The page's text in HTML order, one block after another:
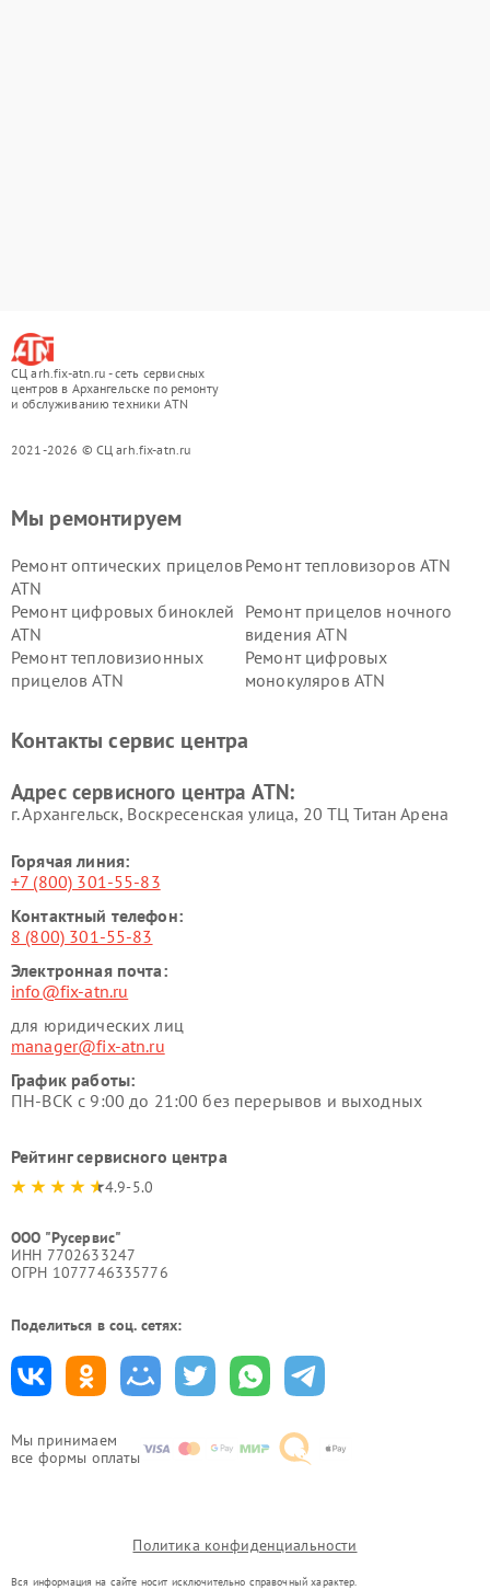
СЦ arh.fix-atn.ru - сеть сервисных
центров в Архангельске по ремонту
и обслуживанию техники ATN
2021-2026 © СЦ arh.fix-atn.ru
Мы принимаем
все формы оплаты
Мы ремонтируем
Ремонт оптических прицелов
ATN
Ремонт тепловизоров ATN
Ремонт цифровых биноклей
ATN
Ремонт прицелов ночного
видения ATN
Ремонт тепловизионных
прицелов ATN
Ремонт цифровых
монокуляров ATN
Контакты сервис центра
Адрес сервисного центра ATN:
г. Архангельск, Воскресенская улица, 20 ТЦ Титан Арена
Горячая линия:
+7 (800) 301-55-83
Контактный телефон:
8 (800) 301-55-83
Электронная почта:
info@fix-atn.ru
для юридических лиц
manager@fix-atn.ru
График работы:
ПН-ВСК с 9:00 до 21:00 без перерывов и выходных
Рейтинг сервисного центра
4.9-5.0
ООО "Русервис"
ИНН 7702633247
ОГРН 1077746335776
Поделиться в соц. сетях:
Политика конфиденциальности
Вся информация на сайте носит исключительно справочный характер.